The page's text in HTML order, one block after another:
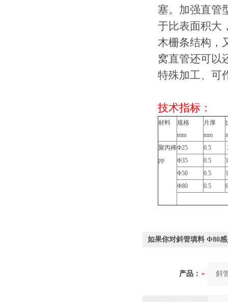
塞。加强直管
于比表面积大
木栅条结构，
窝直管还可以
特殊加工、可
技术指标：
材料
规格
mm
片厚
mm
聚丙稀
pp
Φ25 0.5
Φ35
0.5
Φ50
0.5
Φ80
0.5
如果你对斜管填料 Φ80
产品：